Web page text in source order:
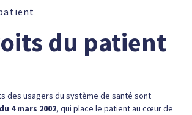
du patient
des usagers du système de santé sont
4 mars 2002, qui place le patient au cœur de